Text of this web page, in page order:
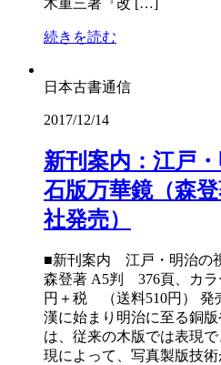
続きを読む
日本古書通信
2017/12/14
新刊案内：江戸
石版万華鏡（森
社発売）
■新刊案内 江戸・明治
森登著 A5判 376頁、カラ
円＋税 （送料510円） 発
漢に始まり明治に至る銅
は、従来の木版では表現
現によって、写真製版技